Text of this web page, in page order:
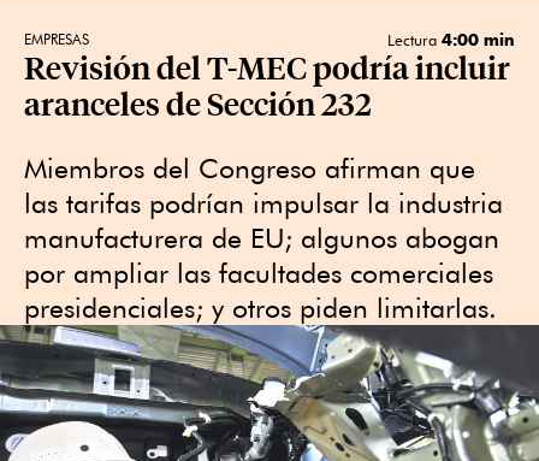
EMPRESAS Lectura 4:00 min
Revisión del T-MEC podría incluir
aranceles de Sección 232
Miembros del Congreso afirman que
las tarifas podrían impulsar la industria
manufacturera de EU; algunos abogan
por ampliar las facultades comerciales
presidenciales; y otros piden limitarlas.